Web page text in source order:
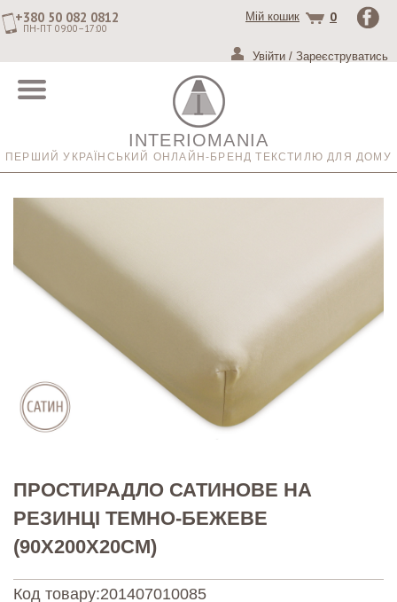
+380 50 082 0812
ПН-ПТ 09:00–17:00
Мій кошик 0
Увійти / Зареєструватись
INTERIOMANIA
ПЕРШИЙ УКРАЇНСЬКИЙ ОНЛАЙН-БРЕНД ТЕКСТИЛЮ ДЛЯ ДОМУ
ПРОСТИРАДЛО САТИНОВЕ НА
РЕЗИНЦІ ТЕМНО-БЕЖЕВЕ
(90Х200Х20СМ)
Код товару:201407010085